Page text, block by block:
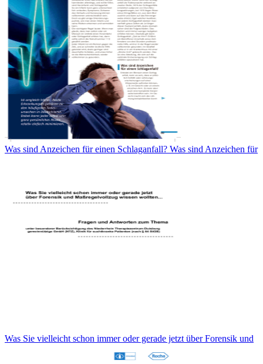
Was sind Anzeichen für einen Schlaganfall? Was sind Anzeichen für
Was Sie vielleicht schon immer oder gerade jetzt über Forensik und